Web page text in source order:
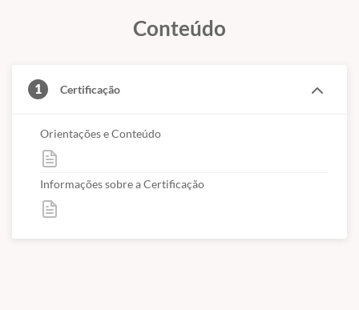
Conteúdo
1 Certificação
Orientações e Conteúdo
Informações sobre a Certificação